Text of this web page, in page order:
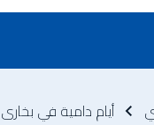
أيام دامية في